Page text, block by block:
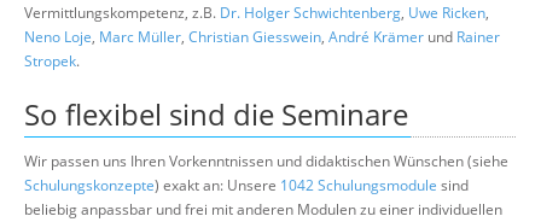
Vermittlungskompetenz, z.B. Dr. Holger Schwichtenberg, Uwe Ricken,
Neno Loje, Marc Müller, Christian Giesswein, André Krämer und Rainer
Stropek.
So flexibel sind die Seminare
Wir passen uns Ihren Vorkenntnissen und didaktischen Wünschen (siehe
Schulungskonzepte) exakt an: Unsere 1042 Schulungsmodule sind
beliebig anpassbar und frei mit anderen Modulen zu einer individuellen